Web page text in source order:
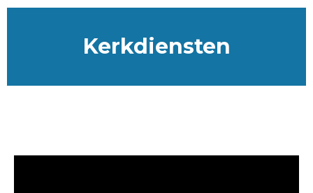
Kerkdiensten